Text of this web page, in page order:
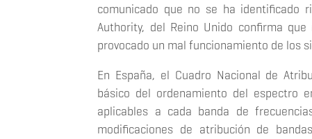
comunicado que no se ha identificado
Authority, del Reino Unido confirma
provocado un mal funcionamiento de los
En España, el Cuadro Nacional de
básico del ordenamiento del espectro
aplicables a cada banda de
modificaciones de atribución de